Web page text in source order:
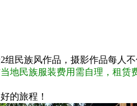
民族风作品，摄影作品每人不
地民族服装费用需自理，租
的旅程！